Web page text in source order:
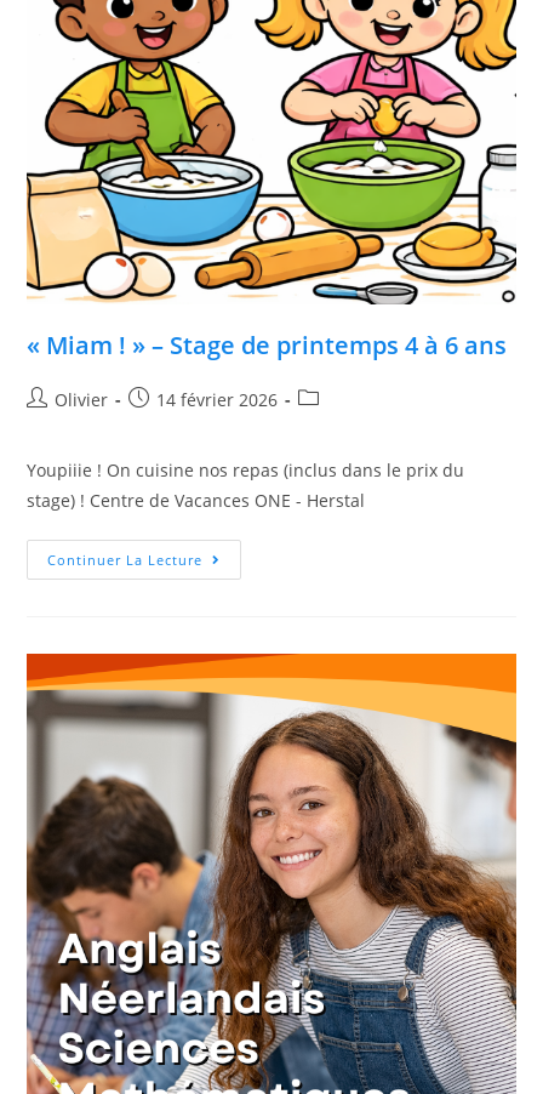
« Miam ! » – Stage de printemps 4 à 6 ans
Olivier 14 février 2026
Youpiiie ! On cuisine nos repas (inclus dans le prix du
stage) ! Centre de Vacances ONE - Herstal
Continuer La Lecture